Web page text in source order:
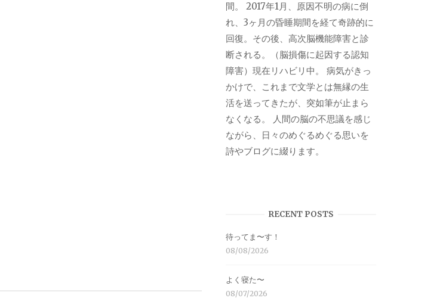
間。 2017年1月、原因不明の病に倒
れ、3ヶ月の昏睡期間を経て奇跡的に
回復。その後、高次脳機能障害と診
断される。（脳損傷に起因する認知
障害）現在リハビリ中。 病気がきっ
かけで、これまで文学とは無縁の生
活を送ってきたが、突如筆が止まら
なくなる。 人間の脳の不思議を感じ
ながら、日々のめぐるめぐる思いを
詩やブログに綴ります。
RECENT POSTS
待ってま〜す！
08/08/2026
よく寝た〜
08/07/2026